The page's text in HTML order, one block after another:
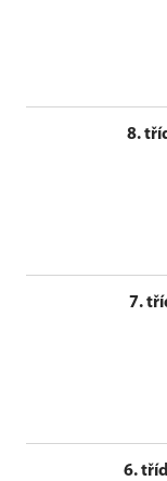
8.
7.
6.